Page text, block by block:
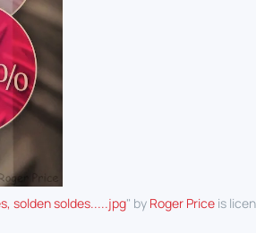
solden soldes.....jpg" by Roger Price is